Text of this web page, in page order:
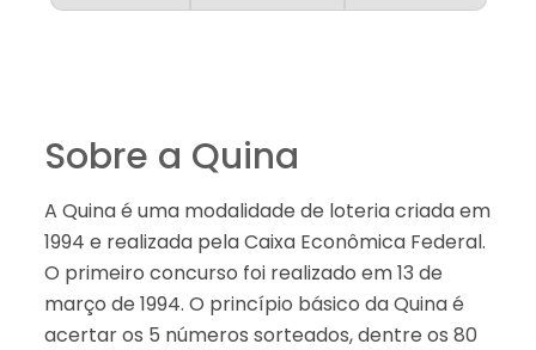
Sobre a Quina
A Quina é uma modalidade de loteria criada em
1994 e realizada pela Caixa Econômica Federal.
O primeiro concurso foi realizado em 13 de
março de 1994. O princípio básico da Quina é
acertar os 5 números sorteados, dentre os 80